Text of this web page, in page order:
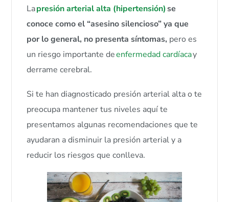
Lapresión arterial alta (hipertensión)se
conoce como el “asesino silencioso” ya que
por lo general, no presenta síntomas, pero es
un riesgo importante deenfermedad cardíacay
derrame cerebral.
Si te han diagnosticado presión arterial alta o te
preocupa mantener tus niveles aquí te
presentamos algunas recomendaciones que te
ayudaran a disminuir la presión arterial y a
reducir los riesgos que conlleva.